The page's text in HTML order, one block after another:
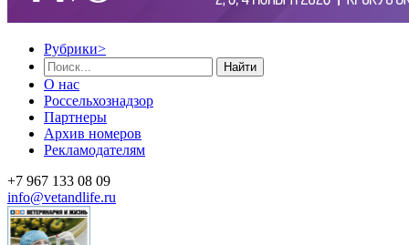
Рубрики>
Найти
О нас
Россельхознадзор
Партнеры
Архив номеров
Рекламодателям
+7 967 133 08 09
info@vetandlife.ru